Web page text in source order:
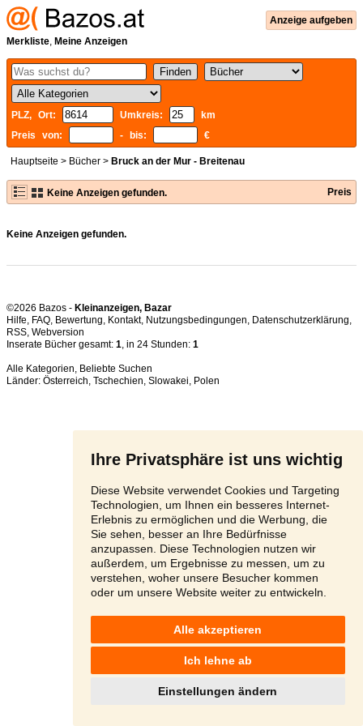
Ihre Privatsphäre ist uns wichtig
Diese Website verwendet Cookies und Targeting
Technologien, um Ihnen ein besseres Internet-
Erlebnis zu ermöglichen und die Werbung, die
Sie sehen, besser an Ihre Bedürfnisse
anzupassen. Diese Technologien nutzen wir
außerdem, um Ergebnisse zu messen, um zu
verstehen, woher unsere Besucher kommen
oder um unsere Website weiter zu entwickeln.
Alle akzeptieren
Ich lehne ab
Einstellungen ändern
Anzeige aufgeben
Merkliste, Meine Anzeigen
PLZ, Ort: Umkreis:
km
Preis von:
- bis: €
Hauptseite > Bücher > Bruck an der Mur - Breitenau
Keine Anzeigen gefunden. Preis
Keine Anzeigen gefunden.
©2026 Bazos - Kleinanzeigen, Bazar
Hilfe, FAQ, Bewertung, Kontakt, Nutzungsbedingungen, Datenschutzerklärung,
RSS,
Inserate Bücher gesamt: 1, in 24 Stunden: 1
Alle Kategorien, Beliebte Suchen
Länder: Österreich, Tschechien, Slowakei, Polen